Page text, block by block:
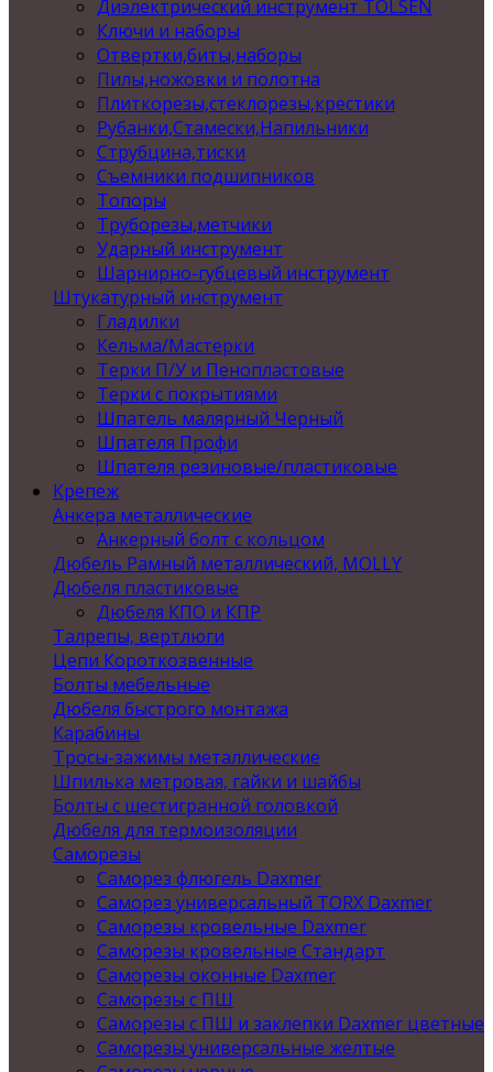
Диэлектрический инструмент TOLSEN
Ключи и наборы
Отвертки,биты,наборы
Пилы,ножовки и полотна
Плиткорезы,стеклорезы,крестики
Рубанки,Стамески,Напильники
Струбцина,тиски
Съемники подшипников
Топоры
Труборезы,метчики
Ударный инструмент
Шарнирно-губцевый инструмент
Штукатурный инструмент
Гладилки
Кельма/Мастерки
Терки П/У и Пенопластовые
Терки с покрытиями
Шпатель малярный Черный
Шпателя Профи
Шпателя резиновые/пластиковые
Крепеж
Анкера металлические
Анкерный болт с кольцом
Дюбель Рамный металлический, MOLLY
Дюбеля пластиковые
Дюбеля КПО и КПР
Талрепы, вертлюги
Цепи Короткозвенные
Болты мебельные
Дюбеля быстрого монтажа
Карабины
Тросы-зажимы металлические
Шпилька метровая, гайки и шайбы
Болты с шестигранной головкой
Дюбеля для термоизоляции
Саморезы
Саморез флюгель Daxmer
Саморез универсальный TORX Daxmer
Саморезы кровельные Daxmer
Саморезы кровельные Стандарт
Саморезы оконные Daxmer
Саморезы с ПШ
Саморезы с ПШ и заклепки Daxmer цветные
Саморезы универсальные желтые